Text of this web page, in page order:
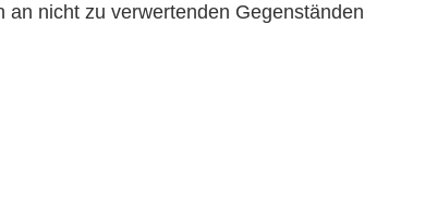
nicht zu verwertenden Gegenständen